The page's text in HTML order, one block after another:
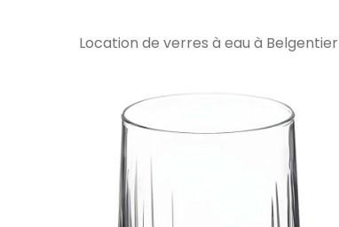
Location de verres à eau à Belgentier